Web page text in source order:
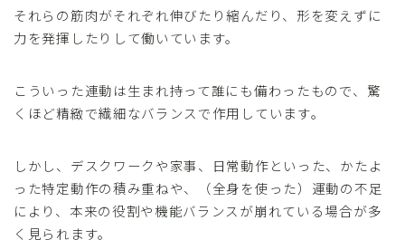
それらの筋肉がそれぞれ伸びたり縮んだり、形を変えずに
力を発揮したりして働いています。
こういった連動は生まれ持って誰にも備わったもので、驚
くほど精緻で繊細なバランスで作用しています。
しかし、デスクワークや家事、日常動作といった、かたよ
った特定動作の積み重ねや、（全身を使った）運動の不足
により、本来の役割や機能バランスが崩れている場合が多
く見られます。